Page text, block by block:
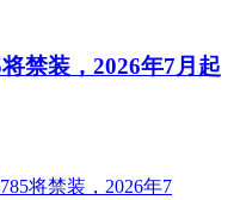
禁装，2026年7月起